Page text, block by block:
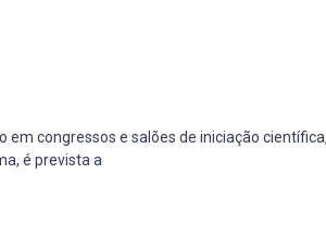
congressos e salões de iniciação
é prevista a